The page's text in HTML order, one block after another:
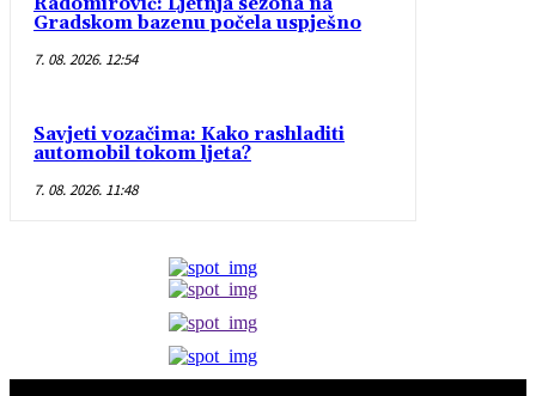
Gradskom bazenu počela uspješno
7. 08. 2026. 12:54
Savjeti vozačima: Kako rashladiti
automobil tokom ljeta?
7. 08. 2026. 11:48